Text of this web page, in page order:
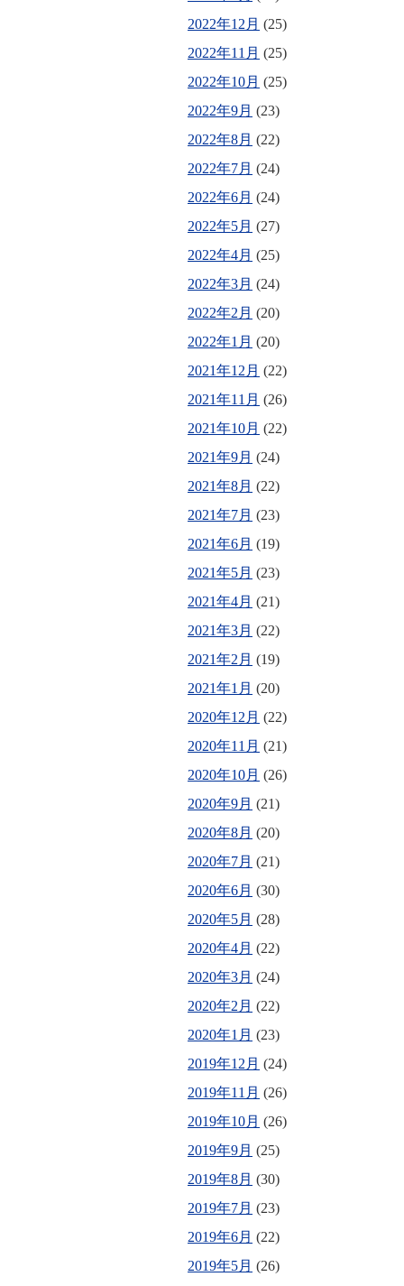
2022年12月 (25)
2022年11月 (25)
2022年10月 (25)
2022年9月 (23)
2022年8月 (22)
2022年7月 (24)
2022年6月 (24)
2022年5月 (27)
2022年4月 (25)
2022年3月 (24)
2022年2月 (20)
2022年1月 (20)
2021年12月 (22)
2021年11月 (26)
2021年10月 (22)
2021年9月 (24)
2021年8月 (22)
2021年7月 (23)
2021年6月 (19)
2021年5月 (23)
2021年4月 (21)
2021年3月 (22)
2021年2月 (19)
2021年1月 (20)
2020年12月 (22)
2020年11月 (21)
2020年10月 (26)
2020年9月 (21)
2020年8月 (20)
2020年7月 (21)
2020年6月 (30)
2020年5月 (28)
2020年4月 (22)
2020年3月 (24)
2020年2月 (22)
2020年1月 (23)
2019年12月 (24)
2019年11月 (26)
2019年10月 (26)
2019年9月 (25)
2019年8月 (30)
2019年7月 (23)
2019年6月 (22)
2019年5月 (26)